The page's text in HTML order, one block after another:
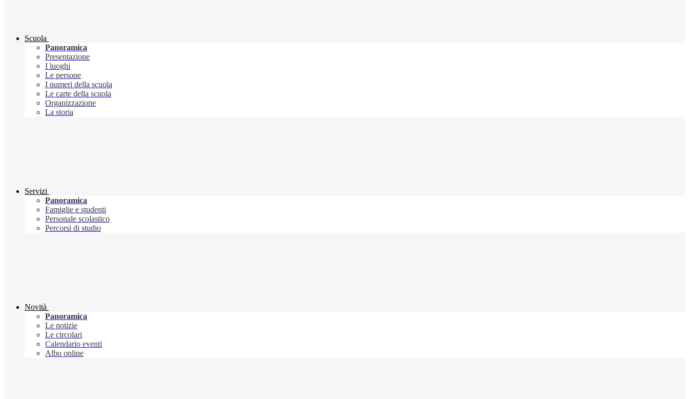
Scuola
Panoramica
Presentazione
I luoghi
Le persone
I numeri della scuola
Le carte della scuola
Organizzazione
La storia
Servizi
Panoramica
Famiglie e studenti
Personale scolastico
Percorsi di studio
Novità
Panoramica
Le notizie
Le circolari
Calendario eventi
Albo online